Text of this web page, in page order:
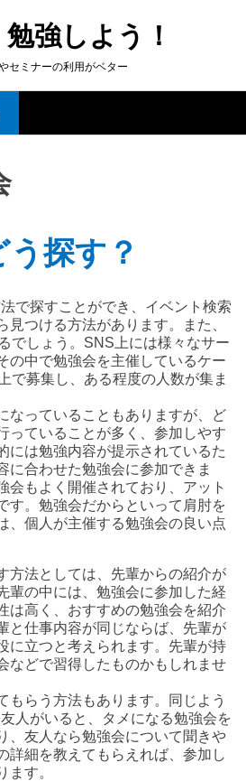
強しよう！
セミナーの利用がベター
探す？
で探すことができ、イベント検索
見つける方法があります。また、
でしょう。SNS上には様々なサー
の中で勉強会を主催しているケー
で募集し、ある程度の人数が集ま
なっていることもありますが、ど
っていることが多く、参加しやす
には勉強内容が提示されているた
に合わせた勉強会に参加できま
会もよく開催されており、アット
す。勉強会だからといって肩肘を
、個人が主催する勉強会の良い点
方法としては、先輩からの紹介が
輩の中には、勉強会に参加した経
は高く、おすすめの勉強会を紹介
と仕事内容が同じならば、先輩が
に立つと考えられます。先輩が持
などで習得したものかもしれませ
もらう方法もあります。同じよう
人がいると、タメになる勉強会を
、友人なら勉強会について聞きや
詳細を教えてもらえれば、参加し
ます。